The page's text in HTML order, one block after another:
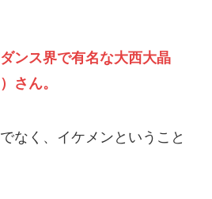
ンス界で有名な大西大晶
さん。
なく、イケメンということ